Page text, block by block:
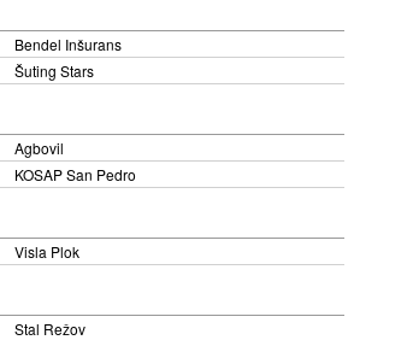
Bendel Inšurans
Šuting Stars
Agbovil
KOSAP San Pedro
Visla Plok
Stal Režov